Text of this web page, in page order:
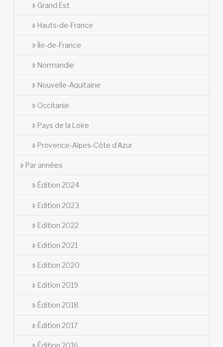
Grand Est
Hauts-de-France
Île-de-France
Normandie
Nouvelle-Aquitaine
Occitanie
Pays de la Loire
Provence-Alpes-Côte d’Azur
Par années
Édition 2024
Edition 2023
Edition 2022
Edition 2021
Edition 2020
Edition 2019
Édition 2018
Édition 2017
Édition 2016